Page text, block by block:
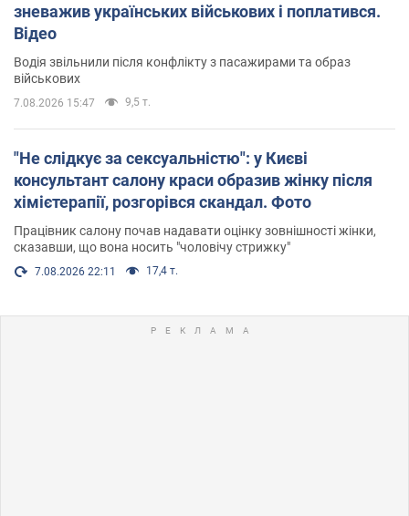
зневажив українських військових і поплатився.
Відео
Водія звільнили після конфлікту з пасажирами та образ
військових
7.08.2026 15:47 9,5 т.
"Не слідкує за сексуальністю": у Києві
консультант салону краси образив жінку після
хімієтерапії, розгорівся скандал. Фото
Працівник салону почав надавати оцінку зовнішності жінки,
сказавши, що вона носить "чоловічу стрижку"
7.08.2026 22:11 17,4 т.